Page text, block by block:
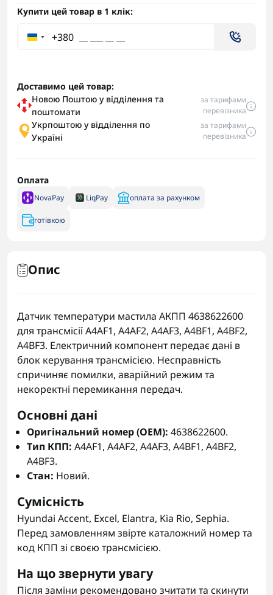
Купити цей товар в 1 клік:
+380
Доставимо цей товар:
Новою Поштою у відділення та
поштомати
за тарифами
перевізника
Укрпоштою у відділення по
Україні
за тарифами
перевізника
Оплата
NovaPay LiqPay оплата за рахунком
готівкою
Опис
Датчик температури мастила АКПП 4638622600
для трансмісії A4AF1, A4AF2, A4AF3, A4BF1, A4BF2,
A4BF3. Електричний компонент передає дані в
блок керування трансмісією. Несправність
спричиняє помилки, аварійний режим та
некоректні перемикання передач.
Основні дані
Оригінальний номер (OEM): 4638622600.
Тип КПП: A4AF1, A4AF2, A4AF3, A4BF1, A4BF2,
A4BF3.
Стан: Новий.
Сумісність
Hyundai Accent, Excel, Elantra, Kia Rio, Sephia.
Перед замовленням звірте каталожний номер та
код КПП зі своєю трансмісією.
На що звернути увагу
Після заміни рекомендовано зчитати та скинути